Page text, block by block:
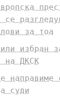
се
за тоа
избран
на ДКСК
направиме
суди